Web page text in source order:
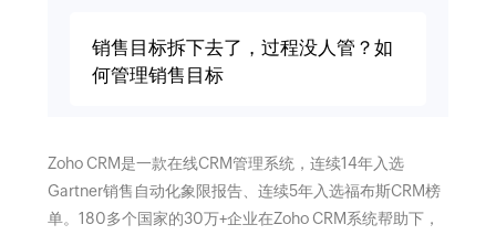
销售目标拆下去了，过程没人管？如
何管理销售目标
Zoho CRM是一款在线CRM管理系统，连续14年入选
Gartner销售自动化象限报告、连续5年入选福布斯CRM榜
单。180多个国家的30万+企业在Zoho CRM系统帮助下，